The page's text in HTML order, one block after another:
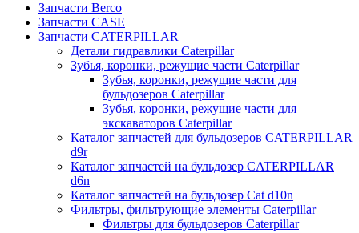
Запчасти Berco
Запчасти CASE
Запчасти CATERPILLAR
Детали гидравлики Caterpillar
Зубья, коронки, режущие части Caterpillar
Зубья, коронки, режущие части для
бульдозеров Caterpillar
Зубья, коронки, режущие части для
экскаваторов Caterpillar
Каталог запчастей для бульдозеров CATERPILLAR
d9r
Каталог запчастей на бульдозер CATERPILLAR
d6n
Каталог запчастей на бульдозер Сat d10n
Фильтры, фильтрующие элементы Caterpillar
Фильтры для бульдозеров Caterpillar